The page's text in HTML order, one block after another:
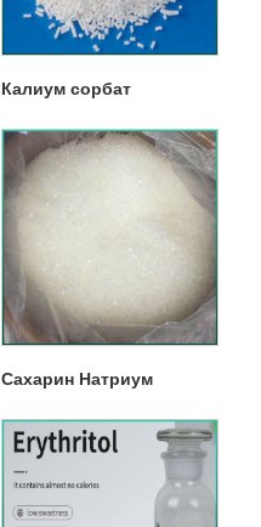
Калиум сорбат
Сахарин Натриум